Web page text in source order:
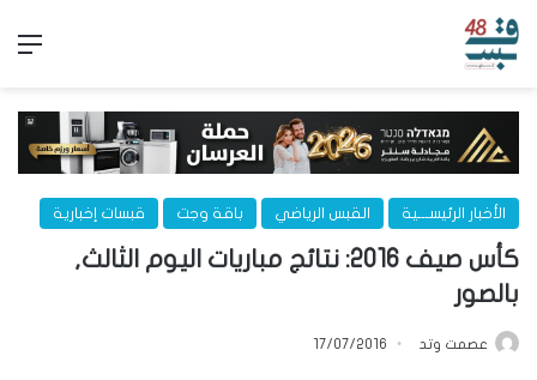
الأخبار الرئيســـية القبس الرياضي باقة وجت قبسات إخبارية
كأس صيف 2016: نتائج مباريات اليوم الثالث,
بالصور
عصمت وتد 17/07/2016